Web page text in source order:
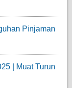
Pinjaman
| Muat Turun